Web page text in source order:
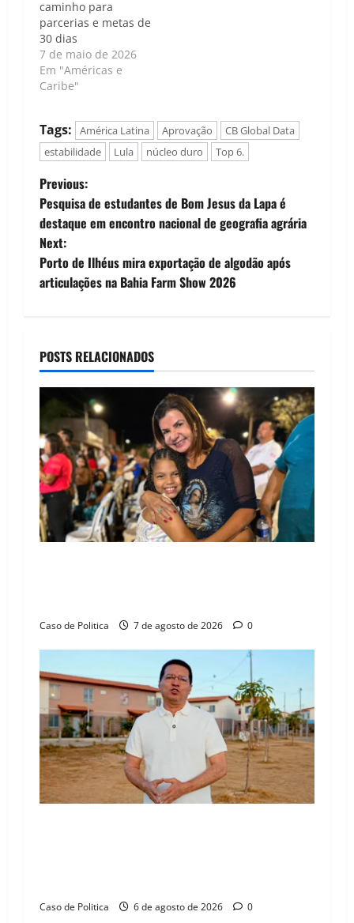
caminho para
parcerias e metas de
30 dias
7 de maio de 2026
Em "Américas e
Caribe"
Tags: América Latina Aprovação
CB Global Data
estabilidade
Lula núcleo duro Top 6.
P
o
s
t
a
v
i
g
a
t
i
n
Previous:
Pesquisa de estudantes de Bom Jesus da Lapa é
destaque em encontro nacional de geografia agrária
Next:
Porto de Ilhéus mira exportação de algodão após
articulações na Bahia Farm Show 2026
POSTS RELACIONADOS
Caso de Politica 7 de agosto de 2026 0
Caso de Politica 6 de agosto de 2026 0